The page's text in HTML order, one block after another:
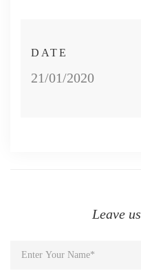
DATE
21/01/2020
Leave us